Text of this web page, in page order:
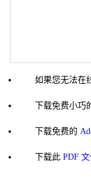
如果您无法在
下载免费小巧
下载免费的
下载此 PDF